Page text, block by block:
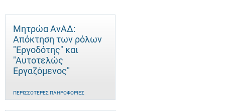
Μητρώα ΑνΑΔ:
Απόκτηση των ρόλων
"Εργοδότης" και
"Αυτοτελώς
Eργαζόμενος"
ΠΕΡΙΣΣΌΤΕΡΕΣ ΠΛΗΡΟΦΟΡΊΕΣ